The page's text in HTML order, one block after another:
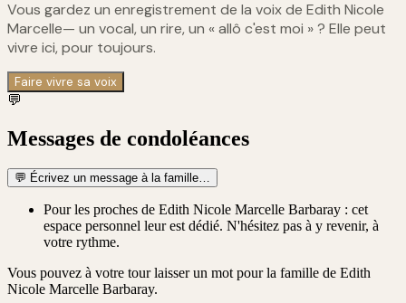
Vous gardez un enregistrement de la voix de Edith Nicole
Marcelle— un vocal, un rire, un « allô c'est moi » ? Elle peut
vivre ici, pour toujours.
Faire vivre sa voix
💬
Messages de condoléances
💬 Écrivez un message à la famille…
Pour les proches de Edith Nicole Marcelle Barbaray : cet
espace personnel leur est dédié. N'hésitez pas à y revenir, à
votre rythme.
Vous pouvez à votre tour laisser un mot pour la famille de Edith
Nicole Marcelle Barbaray.